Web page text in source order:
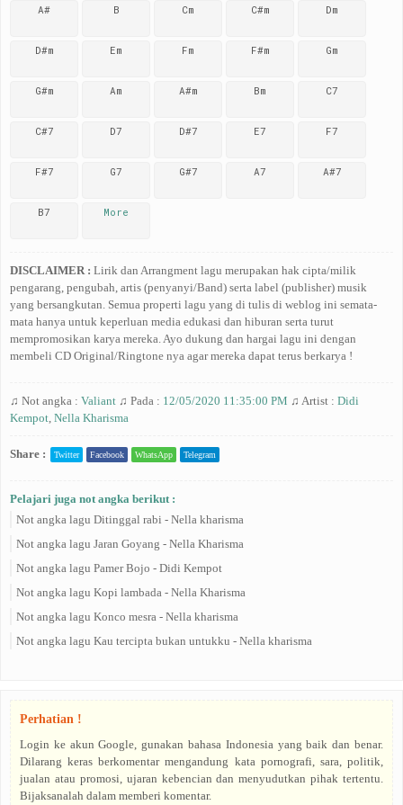
A# B Cm C#m Dm
D#m Em Fm F#m Gm
G#m Am A#m Bm C7
C#7 D7 D#7 E7 F7
F#7 G7 G#7 A7 A#7
B7 More
DISCLAIMER : Lirik dan Arrangment lagu merupakan hak cipta/milik
pengarang, pengubah, artis (penyanyi/Band) serta label (publisher) musik
yang bersangkutan. Semua properti lagu yang di tulis di weblog ini semata-
mata hanya untuk keperluan media edukasi dan hiburan serta turut
mempromosikan karya mereka. Ayo dukung dan hargai lagu ini dengan
membeli CD Original/Ringtone nya agar mereka dapat terus berkarya !
♫ Not angka : Valiant ♫ Pada : 12/05/2020 11:35:00 PM ♫ Artist : Didi
Kempot, Nella Kharisma
Share : Twitter Facebook WhatsApp Telegram
Pelajari juga not angka berikut :
Not angka lagu Ditinggal rabi - Nella kharisma
Not angka lagu Jaran Goyang - Nella Kharisma
Not angka lagu Pamer Bojo - Didi Kempot
Not angka lagu Kopi lambada - Nella Kharisma
Not angka lagu Konco mesra - Nella kharisma
Not angka lagu Kau tercipta bukan untukku - Nella kharisma
Perhatian !
Login ke akun Google, gunakan bahasa Indonesia yang baik dan benar.
Dilarang keras berkomentar mengandung kata pornografi, sara, politik,
jualan atau promosi, ujaran kebencian dan menyudutkan pihak tertentu.
Bijaksanalah dalam memberi komentar.